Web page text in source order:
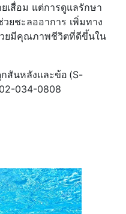
ยเสื่อม แต่การดูแลรักษา
วยชะลออาการ เพิ่มทาง
วยมีคุณภาพชีวิตที่ดีขึ้นใน
กสันหลังและข้อ (S-
034-0808